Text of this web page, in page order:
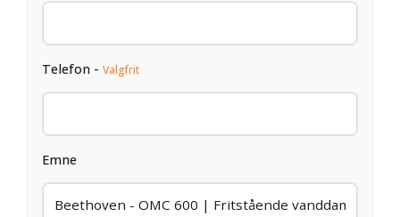
Telefon - Valgfrit
Emne